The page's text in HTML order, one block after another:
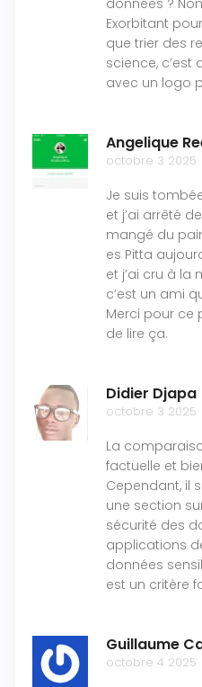
données ?
Exorbitant
que trier des
science,
avec un logo
Angelique
octobre 3 2025
Je suis
et j’ai arrêté
mangé du
es Pitta
et j’ai cru à la
c’est un ami
Merci pour ce
de lire ça.
Didier Djapa
octobre 3 2025
La
factuelle et
Cependant, il
une section
sécurité des
applications
données
est un critère
Guillaume
octobre 4 2025